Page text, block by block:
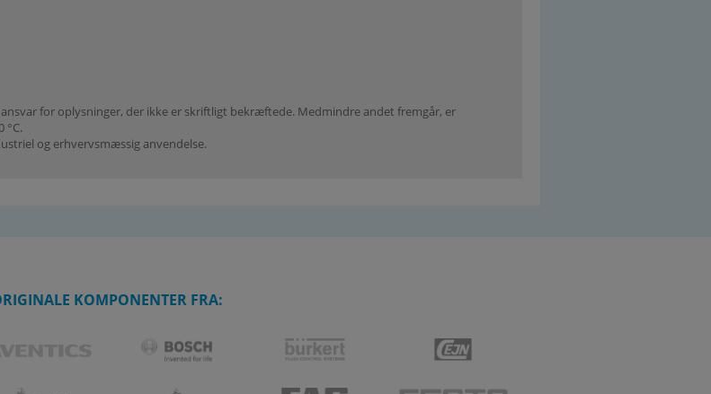
for oplysninger, der ikke er skriftligt bekræftede. Medmindre andet fremgår, er
og erhvervsmæssig anvendelse.
KOMPONENTER FRA: